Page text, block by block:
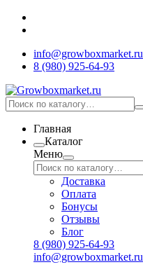
info@growboxmarket.ru
8 (980) 925-64-93
Главная
Каталог
Меню
Доставка
Оплата
Бонусы
Отзывы
Блог
8 (980) 925-64-93
info@growboxmarket.ru